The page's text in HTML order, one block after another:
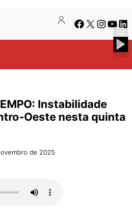
Facebook
X Instagram
Instabilidade
Oeste nesta quinta
de 2025